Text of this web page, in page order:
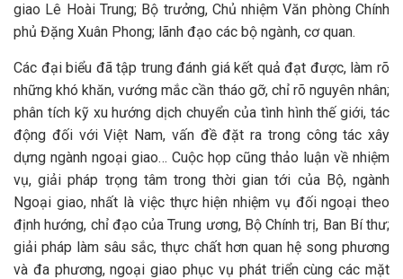
giao Lê Hoài Trung; Bộ trưởng, Chủ nhiệm Văn phòng Chính
phủ Đặng Xuân Phong; lãnh đạo các bộ ngành, cơ quan.
Các đại biểu đã tập trung đánh giá kết quả đạt được, làm rõ
những khó khăn, vướng mắc cần tháo gỡ, chỉ rõ nguyên nhân;
phân tích kỹ xu hướng dịch chuyển của tình hình thế giới, tác
động đối với Việt Nam, vấn đề đặt ra trong công tác xây
dựng ngành ngoại giao… Cuộc họp cũng thảo luận về nhiệm
vụ, giải pháp trọng tâm trong thời gian tới của Bộ, ngành
Ngoại giao, nhất là việc thực hiện nhiệm vụ đối ngoại theo
định hướng, chỉ đạo của Trung ương, Bộ Chính trị, Ban Bí thư;
giải pháp làm sâu sắc, thực chất hơn quan hệ song phương
và đa phương, ngoại giao phục vụ phát triển cùng các mặt